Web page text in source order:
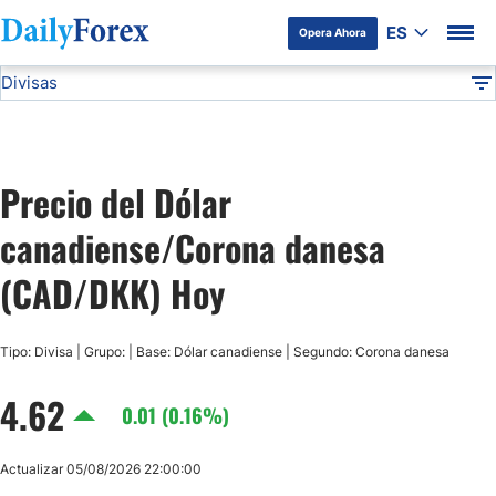
Opera Ahora ES
Divulgación del Anunciante
Divisas
USD/JPY
GBP/USD
USD/CAD
AUD/USD
Precio del Dólar
canadiense/Corona danesa
(CAD/DKK) Hoy
Tipo: Divisa | Grupo: | Base: Dólar canadiense | Segundo: Corona danesa
4.62 0.01 (0.16%)
Actualizar 05/08/2026 22:00:00